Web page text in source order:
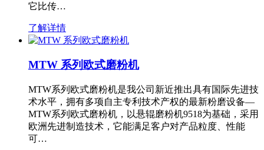
它比传…
了解详情
MTW 系列欧式磨粉机
MTW系列欧式磨粉机是我公司新近推出具有国际先进技
术水平，拥有多项自主专利技术产权的最新粉磨设备—
MTW系列欧式磨粉机，以悬辊磨粉机9518为基础，采用
欧洲先进制造技术，它能满足客户对产品粒度、性能
可…